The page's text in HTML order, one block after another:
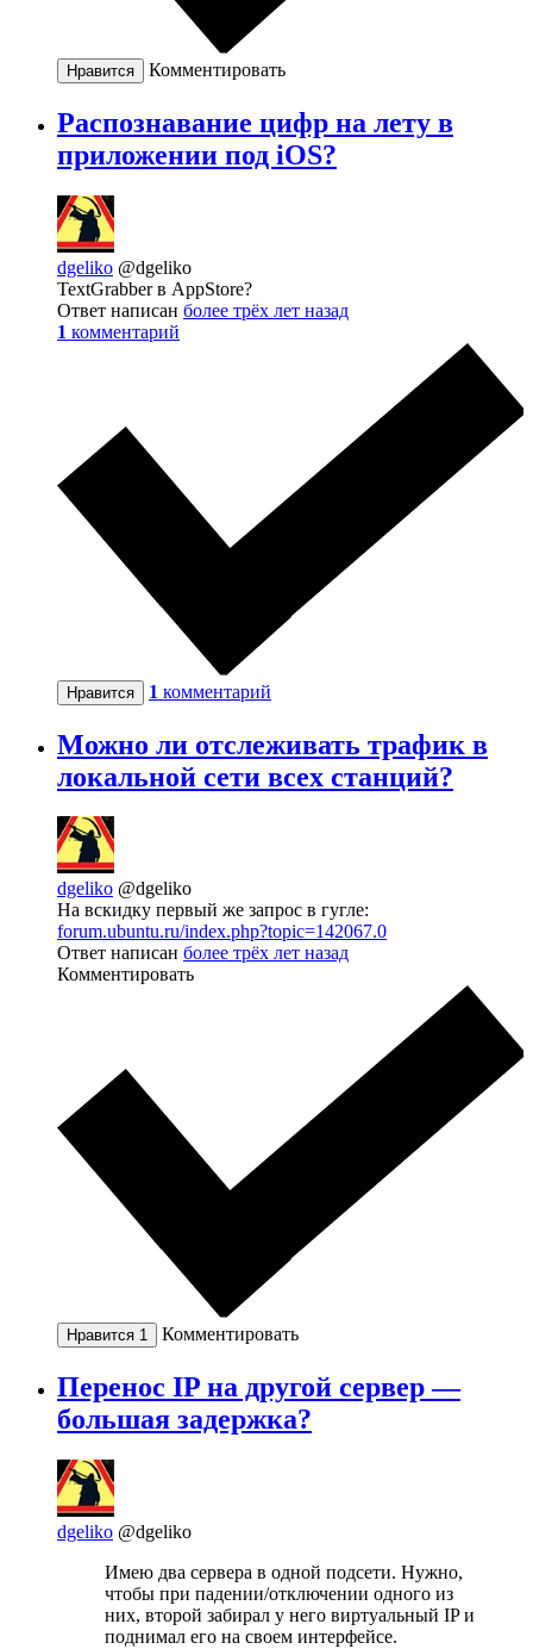
Нравится Комментировать
Распознавание цифр на лету в
приложении под iOS?
dgeliko @dgeliko
TextGrabber в AppStore?
Ответ написан более трёх лет назад
1 комментарий
Нравится 1 комментарий
Можно ли отслеживать трафик в
локальной сети всех станций?
dgeliko @dgeliko
На вскидку первый же запрос в гугле:
forum.ubuntu.ru/index.php?topic=142067.0
Ответ написан более трёх лет назад
Комментировать
Нравится 1 Комментировать
Перенос IP на другой сервер —
большая задержка?
dgeliko @dgeliko
Имею два сервера в одной подсети. Нужно,
чтобы при падении/отключении одного из
них, второй забирал у него виртуальный IP и
поднимал его на своем интерфейсе.